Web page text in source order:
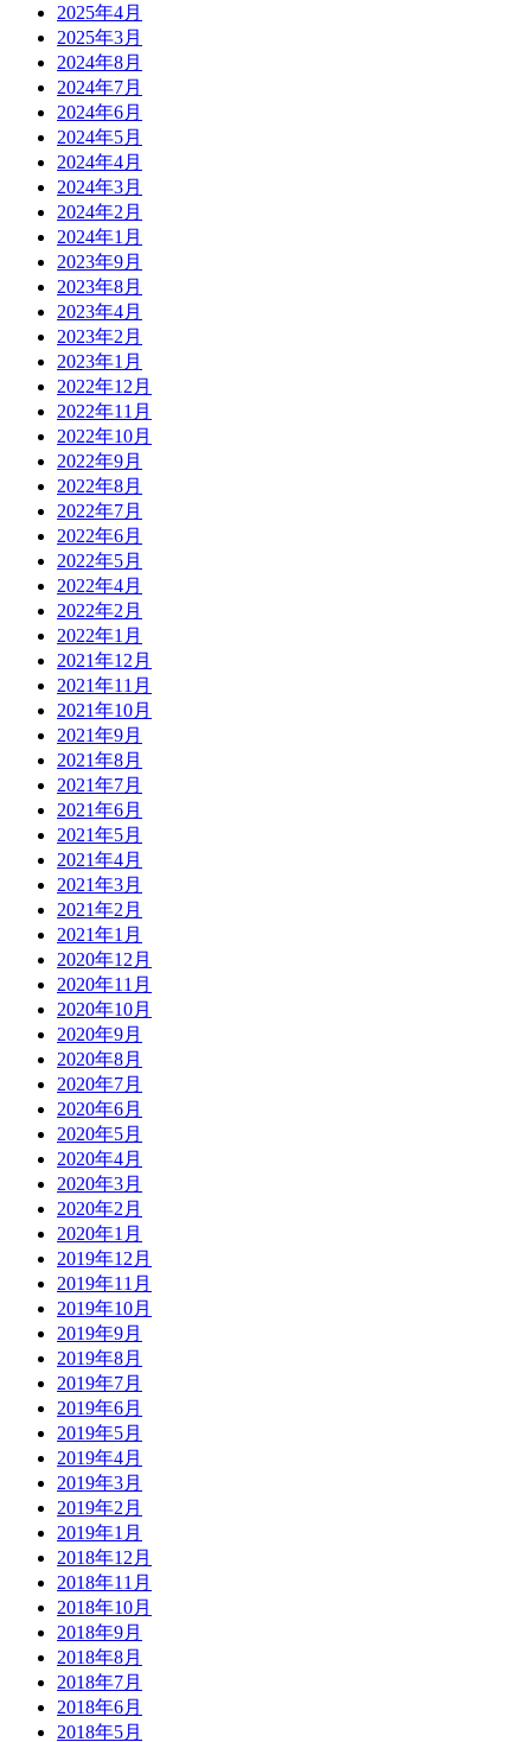
2025年4月
2025年3月
2024年8月
2024年7月
2024年6月
2024年5月
2024年4月
2024年3月
2024年2月
2024年1月
2023年9月
2023年8月
2023年4月
2023年2月
2023年1月
2022年12月
2022年11月
2022年10月
2022年9月
2022年8月
2022年7月
2022年6月
2022年5月
2022年4月
2022年2月
2022年1月
2021年12月
2021年11月
2021年10月
2021年9月
2021年8月
2021年7月
2021年6月
2021年5月
2021年4月
2021年3月
2021年2月
2021年1月
2020年12月
2020年11月
2020年10月
2020年9月
2020年8月
2020年7月
2020年6月
2020年5月
2020年4月
2020年3月
2020年2月
2020年1月
2019年12月
2019年11月
2019年10月
2019年9月
2019年8月
2019年7月
2019年6月
2019年5月
2019年4月
2019年3月
2019年2月
2019年1月
2018年12月
2018年11月
2018年10月
2018年9月
2018年8月
2018年7月
2018年6月
2018年5月